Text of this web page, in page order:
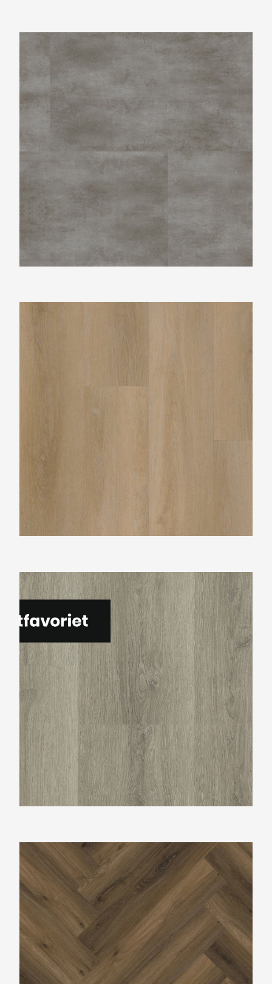
Ambiant Concrete XL Blue Grey
Belakos Attico 810
Montinique Charante M-5358
Ambiant Spigato Warm Brown